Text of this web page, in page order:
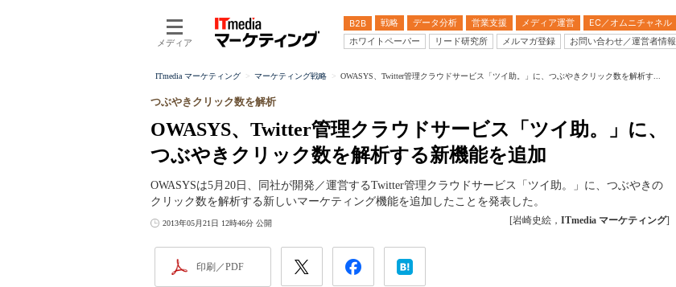
メディア
B2B 戦略 データ分析 営業支援 メディア運営 EC／オムニチャネル
ホワイトペーパー
リード研究所 メルマガ登録 お問い合わせ／運営者情報
ITmedia マーケティング マーケティング戦略 OWASYS、Twitter管理クラウドサービス「ツイ助。」に、つぶやきクリック数を解析す...
OWASYS、Twitter管理クラウドサービス「ツイ助。」に、
つぶやきクリック数を解析する新機能を追加
つぶやきクリック数を解析
OWASYSは5月20日、同社が開発／運営するTwitter管理クラウドサービス「ツイ助。」に、つぶやきの
クリック数を解析する新しいマーケティング機能を追加したことを発表した。
2013年05月21日 12時46分 公開 [岩崎史絵， ITmedia マーケティング]
印刷／PDF